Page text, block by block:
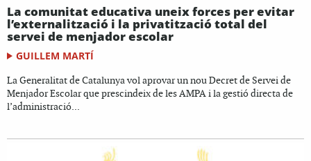
La comunitat educativa uneix forces per evitar
l’externalització i la privatització total del
servei de menjador escolar
GUILLEM MARTÍ
La Generalitat de Catalunya vol aprovar un nou Decret de Servei de
Menjador Escolar que prescindeix de les AMPA i la gestió directa de
l’administració...